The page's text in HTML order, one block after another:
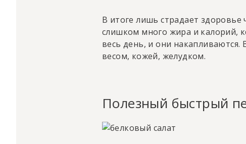
В итоге лишь страдает здоровье
слишком много жира и калорий,
весь день, и они
весом, кожей, желудком.
Полезный быстрый